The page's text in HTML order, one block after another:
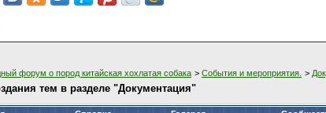
форум о пород китайская хохлатая собака > События и мероприятия. >
тем в разделе "Документация"